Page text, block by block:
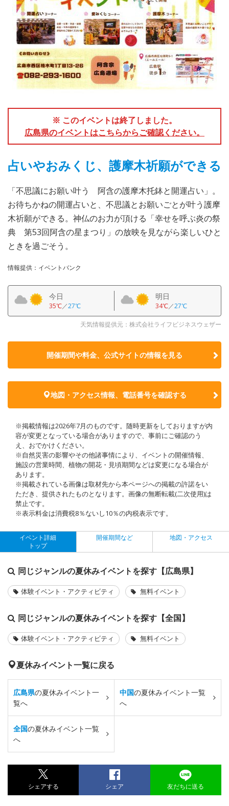
※ このイベントは終了しました。
広島県のイベントはこちらからご確認ください。
占いやおみくじ、護摩木祈願ができる
「不思議にお願い叶う 阿含の護摩木托鉢と開運占い」。
お待ちかねの開運占いと、不思議とお願いごとが叶う護摩
木祈願ができる。神仏のお力が頂ける「幸せを呼ぶ炎の祭
典 第53回阿含の星まつり」の放映を見ながら楽しいひと
ときを過ごそう。
情報提供：イベントバンク
今日
35℃／27℃
明日
34℃／27℃
天気情報提供元：株式会社ライフビジネスウェザー
開催期間や料金、公式サイトの情報を見る
地図・アクセス情報、電話番号を確認する
※掲載情報は2026年7月のものです。随時更新をしておりますが内
容が変更となっている場合がありますので、事前にご確認のう
え、おでかけください。
※自然災害の影響やその他諸事情により、イベントの開催情報、
施設の営業時間、植物の開花・見頃期間などは変更になる場合が
あります。
※掲載されている画像は取材先から本ページへの掲載の許諾をい
ただき、提供されたものとなります。画像の無断転載(二次使用)は
禁止です。
※表示料金は消費税8％ないし10％の内税表示です。
イベント詳細
トップ
開催期間など 地図・アクセス
同じジャンルの夏休みイベントを探す【広島県】
体験イベント・アクティビティ 無料イベント
同じジャンルの夏休みイベントを探す【全国】
体験イベント・アクティビティ 無料イベント
夏休みイベント一覧に戻る
広島県の夏休みイベント一
覧へ
中国の夏休みイベント一覧
へ
全国の夏休みイベント一覧
へ
シェアする シェア 友だちに送る